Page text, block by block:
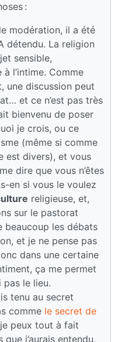
:
modération, il a été
détendu. La religion
sensible,
l’intime. Comme
une discussion peut
et ce n’est pas très
bienvenu de poser
je crois, ou ce
(même si comme
est divers), et vous
dire que vous n’êtes
en si vous le voulez
religieuse, et,
sur le pastorat
beaucoup les débats
et je ne pense pas
dans une certaine
ça me permet
pas le lieu.
tenu au secret
comme le secret de
peux tout à fait
j’aurais entendu,